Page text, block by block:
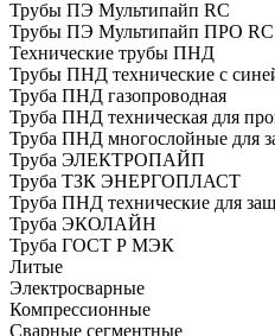
Трубы ПЭ Мультипайп RC
Трубы ПЭ Мультипайп ПРО RC
Технические трубы ПНД
Трубы ПНД технические с
Труба ПНД газопроводная
Труба ПНД техническая для
Труба ПНД многослойные для
Труба ЭЛЕКТРОПАЙП
Труба ТЗК ЭНЕРГОПЛАСТ
Труба ПНД технические для
Труба ЭКОЛАЙН
Труба ГОСТ Р МЭК
Литые
Электросварные
Компрессионные
Сварные сегментные